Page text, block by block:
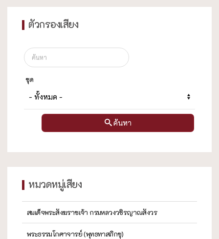
ตัวกรองเสียง
ชุด
ค้นหา
หมวดหมู่เสียง
สมเด็จพระสังฆราชเจ้า กรมหลวงวชิรญาณสังวร
พระธรรมโกศาจารย์ (พุทธทาสภิกขุ)